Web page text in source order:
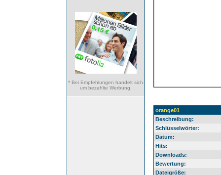
* Bei Empfehlungen handelt sich
um bezahlte Werbung.
orange01
Beschreibung:
Schlüsselwörter:
Datum:
Hits:
Downloads:
Bewertung:
Dateigröße: